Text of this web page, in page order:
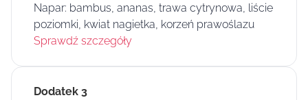
Napar: bambus, ananas, trawa cytrynowa, liście
poziomki, kwiat nagietka, korzeń prawoślazu
Sprawdź szczegóły
Dodatek 3